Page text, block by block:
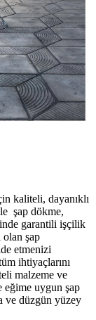
kaliteli, dayanıklı
şap dökme,
garantili işçilik
olan şap
etmenizi
ihtiyaçlarını
malzeme ve
eğime uygun şap
ve düzgün yüzey